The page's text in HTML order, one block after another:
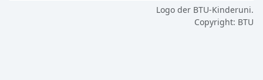
Logo der BTU-Kinderuni.
Copyright: BTU